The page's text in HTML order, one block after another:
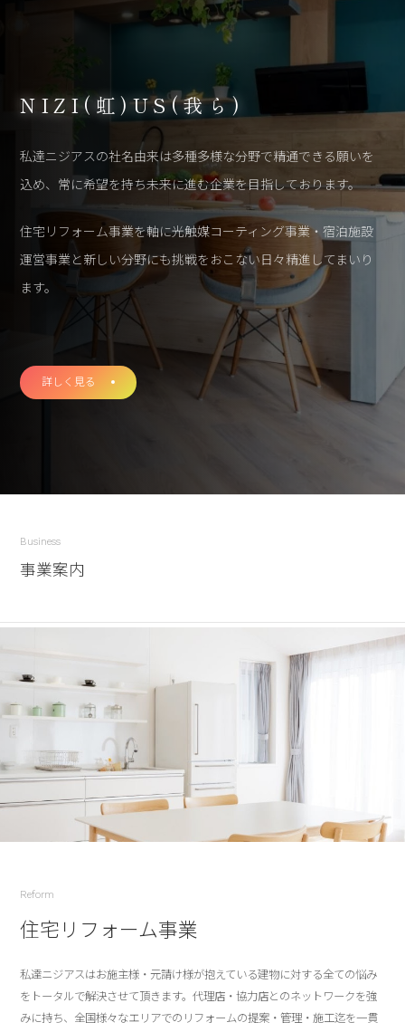
NIZI(虹)US(我ら)
私達ニジアスの社名由来は多種多様な分野で精通できる願いを
込め、 常に希望を持ち未来に進む企業を目指しております。
住宅リフォーム事業を軸に光触媒コーティング事業・宿泊施設
運営事業と新しい分野にも挑戦をおこない日々精進してまいり
ます。
詳しく見る
Business
事業案内
Reform
住宅リフォーム事業
私達ニジアスはお施主様・元請け様が抱えている建物に対する全ての悩み
をトータルで解決させて頂きます。代理店・協力店とのネットワークを強
みに持ち、全国様々なエリアでのリフォームの提案・管理・施工迄を一貫